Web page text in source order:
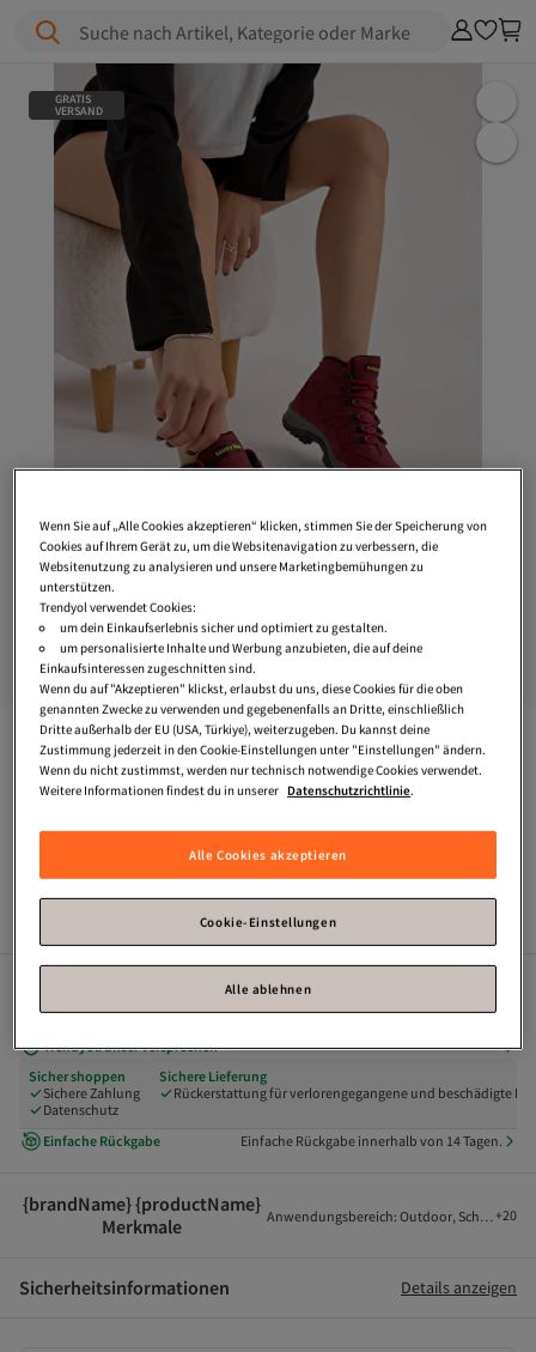
Suche nach Artikel, Kategorie oder Marke
GRATIS
VERSAND
Tonny BlackUnisex Claret Red Trekkingstiefel V2rts
Zahle deine Rechnung innerhalb von 30 Tagen – kostenfrei.
Verfügbare Angebote
Gratis Versand
Versand und Lieferung kostenlos
Trendyol: unser Versprechen
Sicher shoppen
Sichere Zahlung
Datenschutz
Sichere Lieferung
Rückerstattung für verlorengegangene und beschädigte
Einfache Rückgabe Einfache Rückgabe innerhalb von 14 Tagen.
{brandName} {productName}
Merkmale
Anwendungsbereich: Outdoor, +20
Sicherheitsinformationen Details anzeigen
Wenn Sie auf „Alle Cookies akzeptieren“ klicken, stimmen Sie der Speicherung von
Cookies auf Ihrem Gerät zu, um die Websitenavigation zu verbessern, die
Websitenutzung zu analysieren und unsere Marketingbemühungen zu
unterstützen.
Trendyol verwendet Cookies:
um dein Einkaufserlebnis sicher und optimiert zu gestalten.
um personalisierte Inhalte und Werbung anzubieten, die auf deine
Einkaufsinteressen zugeschnitten sind.
Wenn du auf "Akzeptieren" klickst, erlaubst du uns, diese Cookies für die oben
genannten Zwecke zu verwenden und gegebenenfalls an Dritte, einschließlich
Dritte außerhalb der EU (USA, Türkiye), weiterzugeben. Du kannst deine
Zustimmung jederzeit in den Cookie-Einstellungen unter "Einstellungen" ändern.
Wenn du nicht zustimmst, werden nur technisch notwendige Cookies verwendet.
Weitere Informationen findest du in unserer Datenschutzrichtlinie.
Alle Cookies akzeptieren
Cookie-Einstellungen
Alle ablehnen